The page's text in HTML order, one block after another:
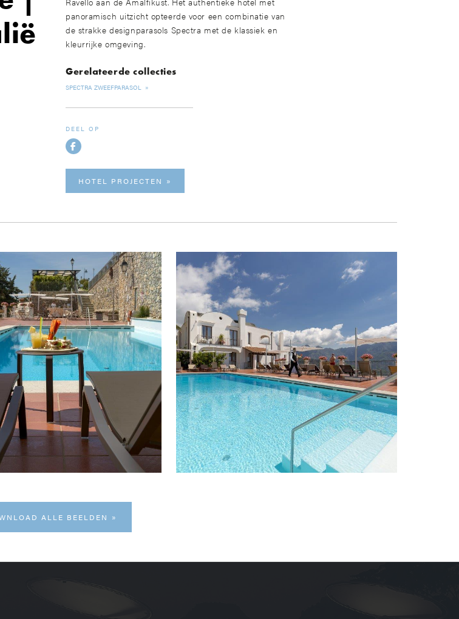
panoramisch uitzicht opteerde voor een combinatie van
de strakke designparasols Spectra met de klassiek en
kleurrijke omgeving.
Gerelateerde collecties
SPECTRA ZWEEFPARASOL
DEEL OP
HOTEL PROJECTEN
ALLE BEELDEN